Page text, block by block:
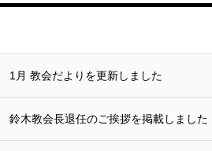
1月 教会だよりを更新しました
鈴木教会長退任のご挨拶を掲載しました